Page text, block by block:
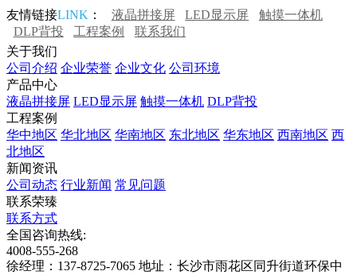
友情链接LINK ： 液晶拼接屏 LED显示屏
触摸一体机
DLP背投
工程案例
联系我们
关于我们
公司介绍 企业荣誉 企业文化 公司环境
产品中心
液晶拼接屏 LED显示屏 触摸一体机 DLP背投
工程案例
华中地区 华北地区 华南地区 东北地区 华东地区 西南地区 西
北地区
新闻资讯
公司动态 行业新闻 常见问题
联系荣臻
联系方式
全国咨询热线:
4008-555-268
徐经理：137-8725-7065 地址：长沙市雨花区同升街道环保中